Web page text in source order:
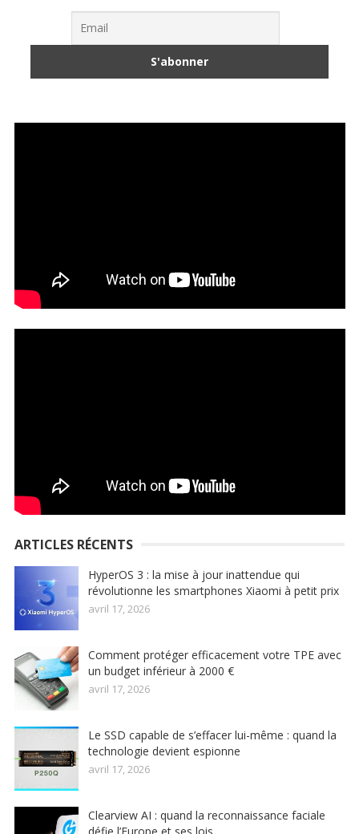
ARTICLES RÉCENTS
HyperOS 3 : la mise à jour inattendue qui
révolutionne les smartphones Xiaomi à petit prix
avril 17, 2026
Comment protéger efficacement votre TPE avec
un budget inférieur à 2000 €
avril 17, 2026
Le SSD capable de s’effacer lui-même : quand la
technologie devient espionne
avril 17, 2026
Clearview AI : quand la reconnaissance faciale